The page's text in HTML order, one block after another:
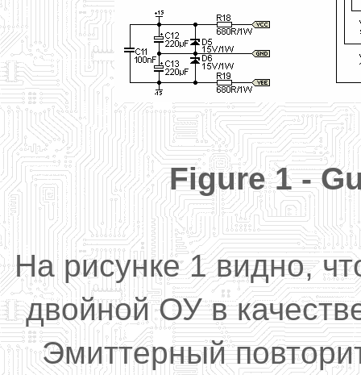
Figure1 -
На рисунке 1 видно,
двойной ОУ в
Эмиттерный